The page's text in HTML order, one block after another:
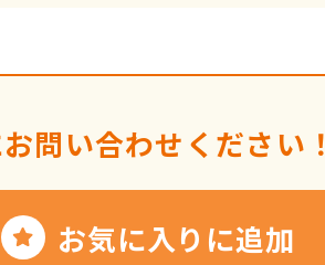
問い合わせください！
お気に入りに追加